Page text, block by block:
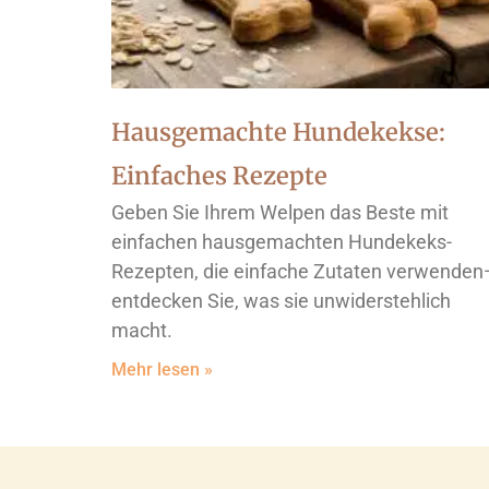
Hausgemachte Hundekekse:
Einfaches Rezepte
Geben Sie Ihrem Welpen das Beste mit
einfachen hausgemachten Hundekeks-
Rezepten, die einfache Zutaten
entdecken Sie, was sie unwiderstehlich
macht.
Mehr lesen »